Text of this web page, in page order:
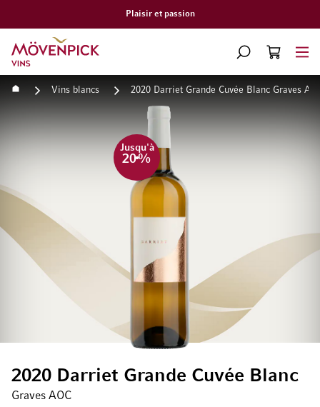
Plaisir et passion
Aller à la page d'accueil
CHERCHERPANIERMinicart
Accueil Vins blancs 2020 Darriet Grande Cuvée Blanc Graves
Jusqu'à
20%
2020 Darriet Grande Cuvée Blanc
Graves AOC
Passer à la fin de la galerie d’images